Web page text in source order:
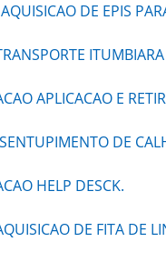
DE EPIS
APLICACAO E
DE
HELP DESCK.
DE FITA DE